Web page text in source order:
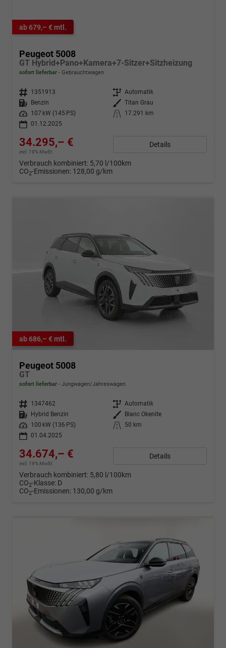
ab 679,– € mtl.
Peugeot 5008
GT Hybrid+Pano+Kamera+7-Sitzer+Sitzheizung
sofort lieferbar Gebrauchtwagen
Fahrzeugnr. 1351913 Getriebe Automatik
Kraftstoff
Benzin Außenfarbe Titan Grau
Leistung
107 kW (145 PS) Kilometerstand
17.291 km
01.12.2025
34.295,– €
incl. 19% MwSt.
Details
Verbrauch kombiniert: 5,70 l/100km
CO2-Emissionen: 128,00 g/km
ab 686,– € mtl.
Peugeot 5008
GT
sofort lieferbar Jungwagen/Jahreswagen
Fahrzeugnr. 1347462 Getriebe Automatik
Kraftstoff
Hybrid Benzin Außenfarbe
Blanc Okenite
Leistung
100 kW (136 PS) Kilometerstand
50 km
01.04.2025
34.674,– €
incl. 19% MwSt.
Details
Verbrauch kombiniert: 5,80 l/100km
CO2-Klasse: D
CO2-Emissionen: 130,00 g/km